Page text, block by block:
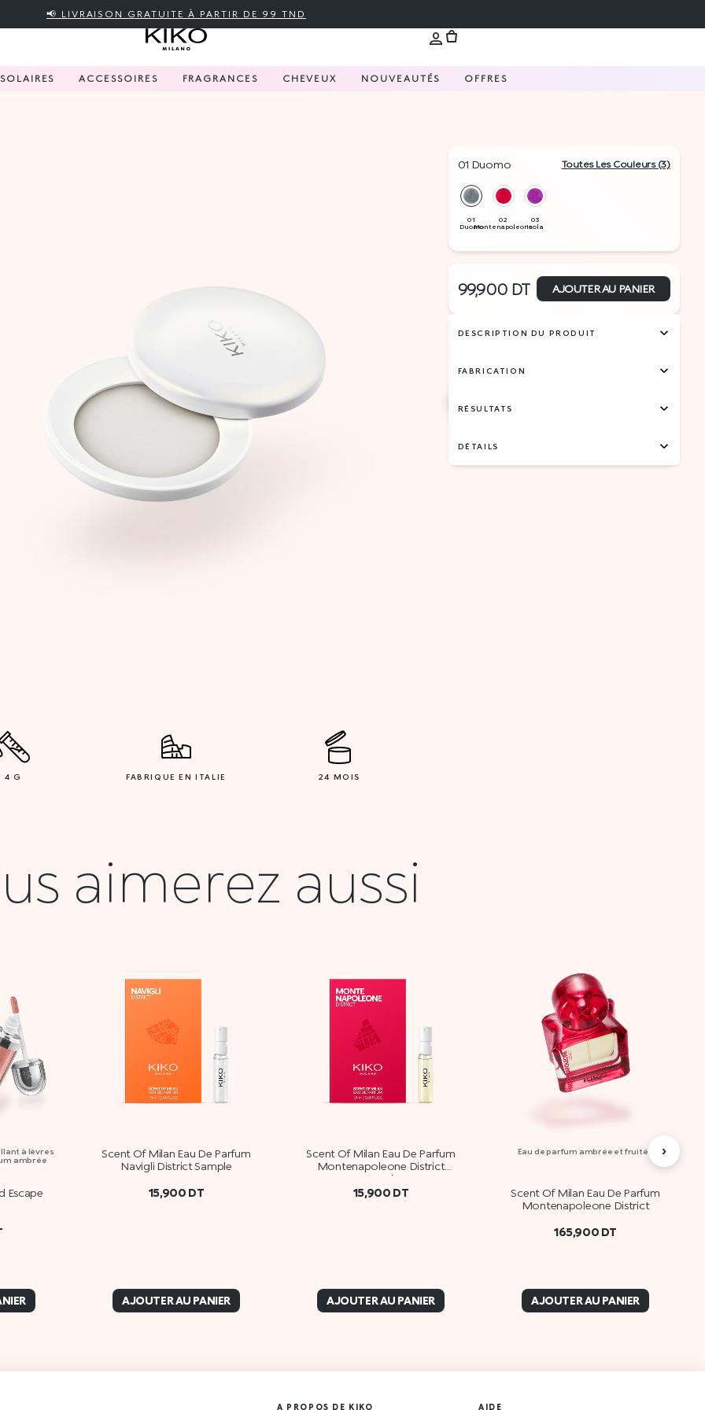
📢 LIVRAISON GRATUITE À PARTIR DE 99 TND
SOLAIRES ACCESSOIRES FRAGRANCES CHEVEUX NOUVEAUTÉS OFFRES
Toutes Les Couleurs (3)
01 Duomo
99,900 DT AJOUTER AU PANIER
DESCRIPTION DU PRODUIT
FABRICATION
RÉSULTATS
DÉTAILS
4 G FABRIQUE EN ITALIE 24 MOIS
aimerez aussi
à lèvres
ambrée
Escape
Scent Of Milan Eau De Parfum
Navigli District Sample
15,900 DT
AJOUTER AU PANIER
Scent Of Milan Eau De Parfum
Montenapoleone District
Sample
15,900 DT
AJOUTER AU PANIER
Eau de parfum ambrée et fruitée
Scent Of Milan Eau De Parfum
Montenapoleone District
165,900 DT
AJOUTER AU PANIER
›
A PROPOS DE KIKO AIDE